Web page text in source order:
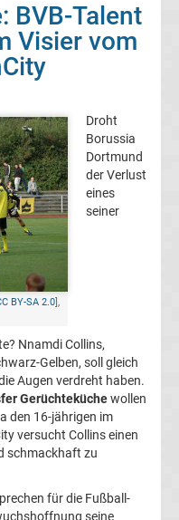
BVB-Talent
Visier vom
BY-SA 2.0],
Droht
Borussia
Dortmund
der Verlust
eines
seiner
Nnamdi Collins,
Gelben, soll gleich
Augen verdreht haben.
Gerüchteküchewollen
den 16-jährigen im
versucht Collins einen
schmackhaft zu
für die Fußball-
seine